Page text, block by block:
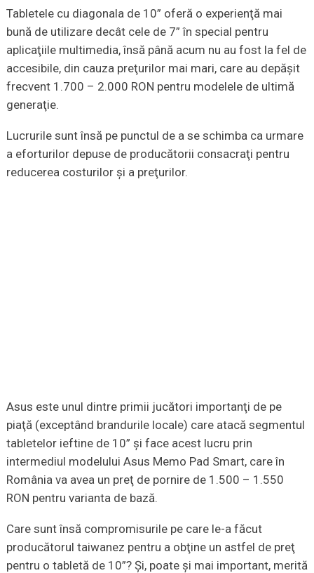
Tabletele cu diagonala de 10” oferă o experienţă mai
bună de utilizare decât cele de 7” în special pentru
aplicaţiile multimedia, însă până acum nu au fost la fel de
accesibile, din cauza preţurilor mai mari, care au depăşit
frecvent 1.700 – 2.000 RON pentru modelele de ultimă
generaţie.
Lucrurile sunt însă pe punctul de a se schimba ca urmare
a eforturilor depuse de producătorii consacraţi pentru
reducerea costurilor şi a preţurilor.
Asus este unul dintre primii jucători importanţi de pe
piaţă (exceptând brandurile locale) care atacă segmentul
tabletelor ieftine de 10” şi face acest lucru prin
intermediul modelului Asus Memo Pad Smart, care în
România va avea un preţ de pornire de 1.500 – 1.550
RON pentru varianta de bază.
Care sunt însă compromisurile pe care le-a făcut
producătorul taiwanez pentru a obţine un astfel de preţ
pentru o tabletă de 10”? Şi, poate şi mai important, merită